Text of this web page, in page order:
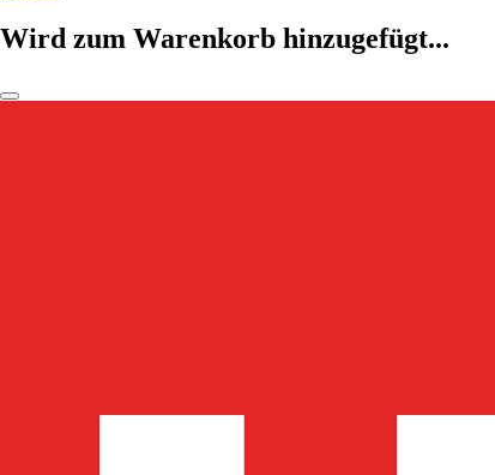
Wird zum Warenkorb hinzugefügt...